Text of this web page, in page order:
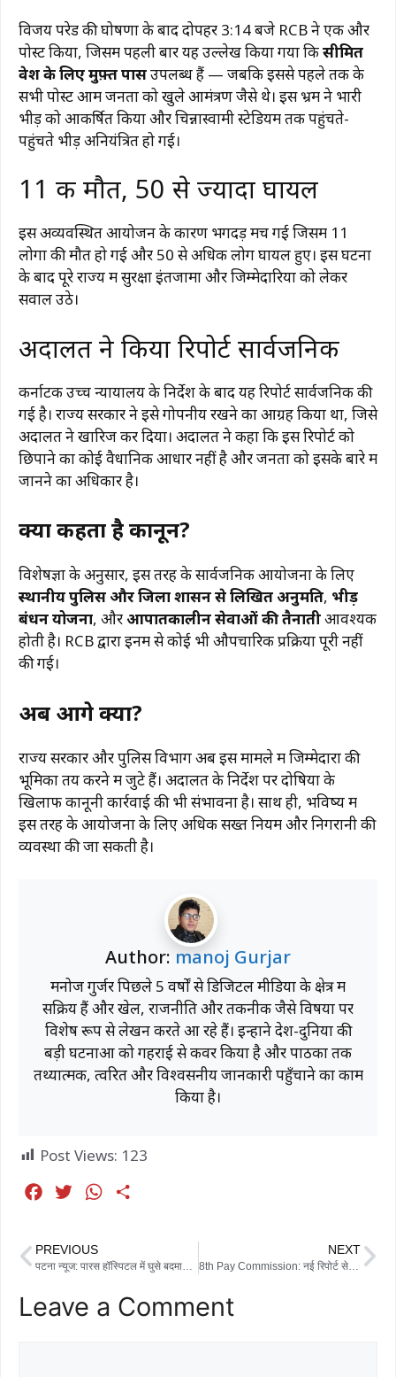
विजय परेड की घोषणा के बाद दोपहर 3:14 बजे RCB ने एक और
पोस्ट किया, जिसमें पहली बार यह उल्लेख किया गया किसीमित
प्रवेश के लिए मुफ़्त पासउपलब्ध हैं — जबकि इससे पहले तक के
सभी पोस्ट आम जनता को खुले आमंत्रण जैसे थे। इस भ्रम ने भारी
भीड़ को आकर्षित किया और चिन्नास्वामी स्टेडियम तक पहुंचते-
पहुंचते भीड़ अनियंत्रित हो गई।
11 की मौत, 50 से ज्यादा घायल
इस अव्यवस्थित आयोजन के कारण भगदड़ मच गई जिसमें 11
लोगों की मौत हो गई और 50 से अधिक लोग घायल हुए। इस घटना
के बाद पूरे राज्य में सुरक्षा इंतजामों और जिम्मेदारियों को लेकर
सवाल उठे।
अदालत ने किया रिपोर्ट सार्वजनिक
कर्नाटक उच्च न्यायालय के निर्देश के बाद यह रिपोर्ट सार्वजनिक की
गई है। राज्य सरकार ने इसे गोपनीय रखने का आग्रह किया था, जिसे
अदालत ने खारिज कर दिया। अदालत ने कहा कि इस रिपोर्ट को
छिपाने का कोई वैधानिक आधार नहीं है और जनता को इसके बारे में
जानने का अधिकार है।
क्या कहता है कानून?
विशेषज्ञों के अनुसार, इस तरह के सार्वजनिक आयोजनों के लिए
स्थानीय पुलिस और जिला प्रशासन से लिखित अनुमति, भीड़
प्रबंधन योजना, औरआपातकालीन सेवाओं की तैनातीआवश्यक
होती है। RCB द्वारा इनमें से कोई भी औपचारिक प्रक्रिया पूरी नहीं
की गई।
अब आगे क्या?
राज्य सरकार और पुलिस विभाग अब इस मामले में जिम्मेदारों की
भूमिका तय करने में जुटे हैं। अदालत के निर्देश पर दोषियों के
खिलाफ कानूनी कार्रवाई की भी संभावना है। साथ ही, भविष्य में
इस तरह के आयोजनों के लिए अधिक सख्त नियम और निगरानी की
व्यवस्था की जा सकती है।
Author: manoj Gurjar
मनोज गुर्जर पिछले 5 वर्षों से डिजिटल मीडिया के क्षेत्र में
सक्रिय हैं और खेल, राजनीति और तकनीक जैसे विषयों पर
विशेष रूप से लेखन करते आ रहे हैं। इन्होंने देश-दुनिया की
बड़ी घटनाओं को गहराई से कवर किया है और पाठकों तक
तथ्यात्मक, त्वरित और विश्वसनीय जानकारी पहुँचाने का काम
किया है।
Post Views: 123
e
o
t
e
W
t
A
r
PREVIOUS NEXT
8th Pay Commission: नई रिपोर्ट से कर्मचारियों में खुशी का माहौल,वेतन में इतने प्रतिशत की बढोत्तरी तय !
Leave a Comment